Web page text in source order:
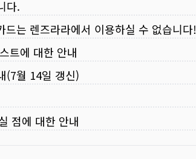
다.
는 렌즈라라에서 이용하실 수 없습니다!
트에 대한 안내
(7월 14일 갱신)
점에 대한 안내